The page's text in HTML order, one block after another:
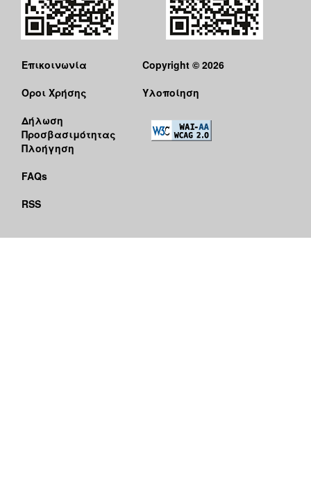
Επικοινωνία
Όροι Χρήσης
Δήλωση
Προσβασιμότητας
Πλοήγηση
FAQs
RSS
Copyright © 2026
Υλοποίηση